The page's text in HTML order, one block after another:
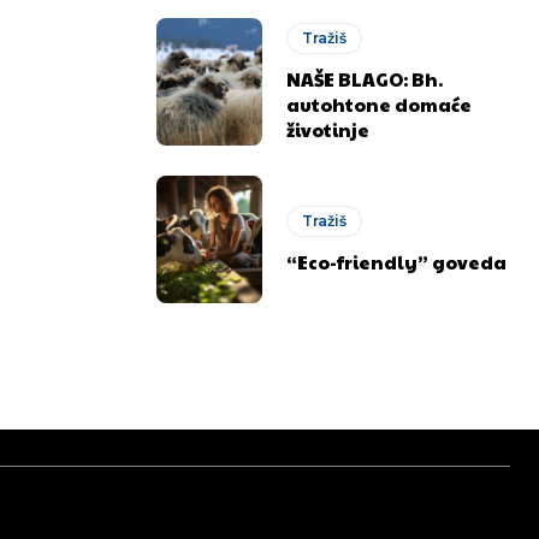
Tražiš
NAŠE BLAGO: Bh.
autohtone domaće
životinje
Tražiš
“Eco-friendly” goveda